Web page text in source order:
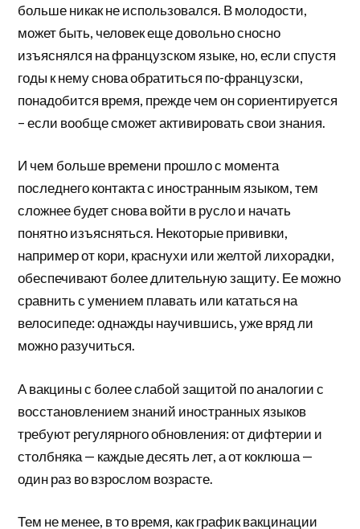
больше никак не использовался. В молодости,
может быть, человек еще довольно сносно
изъяснялся на французском языке, но, если спустя
годы к нему снова обратиться по-французски,
понадобится время, прежде чем он сориентируется
– если вообще сможет активировать свои знания.
И чем больше времени прошло с момента
последнего контакта с иностранным языком, тем
сложнее будет снова войти в русло и начать
понятно изъясняться. Некоторые прививки,
например от кори, краснухи или желтой лихорадки,
обеспечивают более длительную защиту. Ее можно
сравнить с умением плавать или кататься на
велосипеде: однажды научившись, уже вряд ли
можно разучиться.
А вакцины с более слабой защитой по аналогии с
восстановлением знаний иностранных языков
требуют регулярного обновления: от дифтерии и
столбняка — каждые десять лет, а от коклюша —
один раз во взрослом возрасте.
Тем не менее, в то время, как график вакцинации